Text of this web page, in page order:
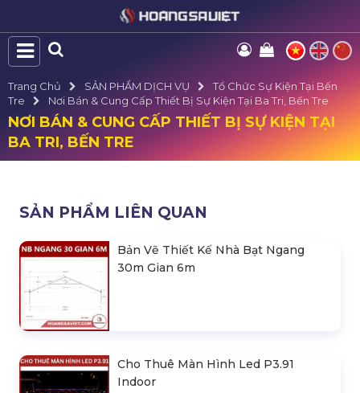
Trang Chủ SẢN PHẨM DỊCH VỤ
Tổ Chức Sự Kiện Tại Bến
Tre
Nơi Bán & Cung Cấp Thiết Bị Sự Kiện Tại Ba Tri, Bến Tre
NƠI BÁN & CUNG CẤP THIẾT BỊ SỰ KIỆN TẠI
BA TRI, BẾN TRE
SẢN PHẨM LIÊN QUAN
Bản Vẽ Thiết Kế Nhà Bạt Ngang
30m Gian 6m
Cho Thuê Màn Hình Led P3.91
Indoor